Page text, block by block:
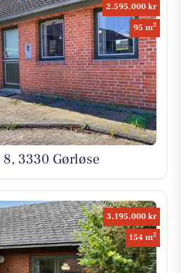
2.595.000 kr
95 m2
3330 Gørløse
3.195.000 kr
154 m2